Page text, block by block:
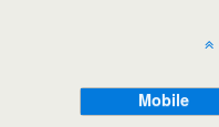
Mobile